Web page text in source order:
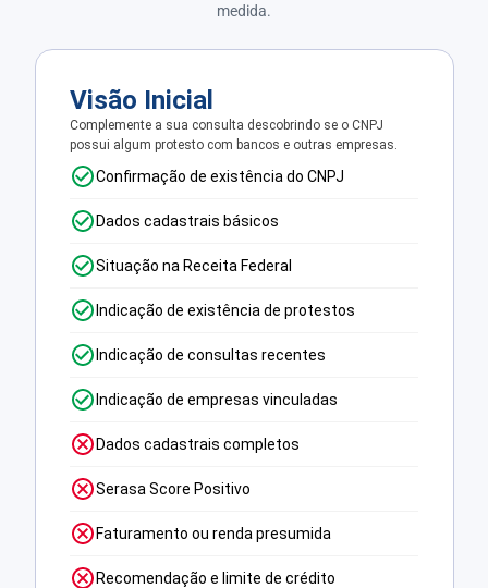
medida.
Visão Inicial
Complemente a sua consulta descobrindo se o CNPJ
possui algum protesto com bancos e outras empresas.
Confirmação de existência do CNPJ
Dados cadastrais básicos
Situação na Receita Federal
Indicação de existência de protestos
Indicação de consultas recentes
Indicação de empresas vinculadas
Dados cadastrais completos
Serasa Score Positivo
Faturamento ou renda presumida
Recomendação e limite de crédito